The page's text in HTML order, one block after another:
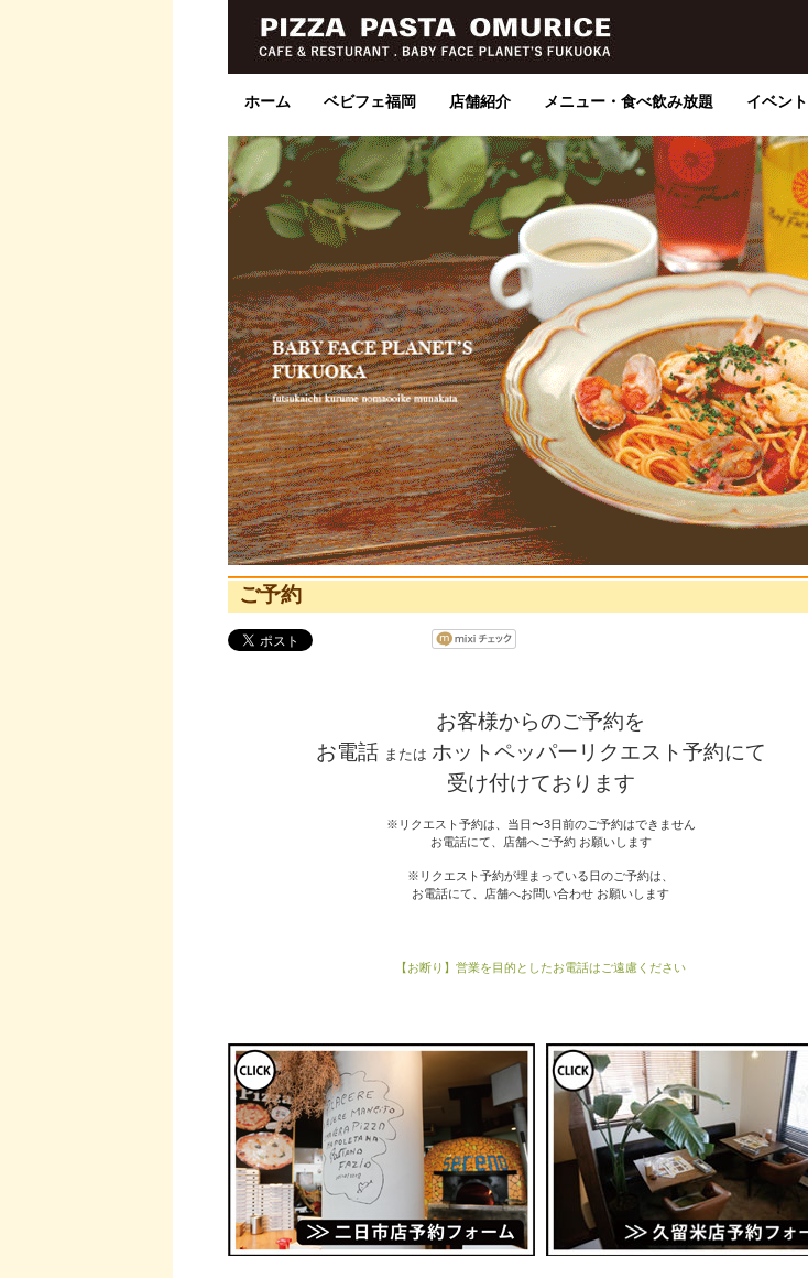
ホーム ベビフェ福岡 店舗紹介 メニュー・食べ飲み放題 イベント
ご予約
お客様からのご予約を
お電話 または ホットペッパーリクエスト予約にて
受け付けております
※リクエスト予約は、当日〜3日前のご予約はできません
お電話にて、店舗へご予約 お願いします
※リクエスト予約が埋まっている日のご予約は、
お電話にて、店舗へお問い合わせ お願いします
【お断り】営業を目的としたお電話はご遠慮ください